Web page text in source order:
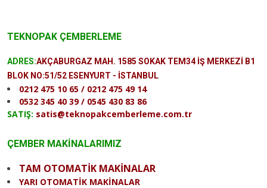
TEKNOPAK ÇEMBERLEME
ADRES:AKÇABURGAZ MAH. 1585 SOKAK TEM34 İŞ MERKEZİ B1
BLOK NO:51/52 ESENYURT - İSTANBUL
0212 475 10 65 / 0212 475 49 14
0532 345 40 39 / 0545 430 83 86
SATIŞ: satis@teknopakcemberleme.com.tr
ÇEMBER MAKİNALARIMIZ
TAM OTOMATİK MAKİNALAR
YARI OTOMATİK MAKİNALAR